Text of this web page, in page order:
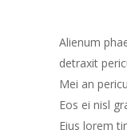
Alienum
detraxit
Mei an
Eos ei nisl
Eius lorem